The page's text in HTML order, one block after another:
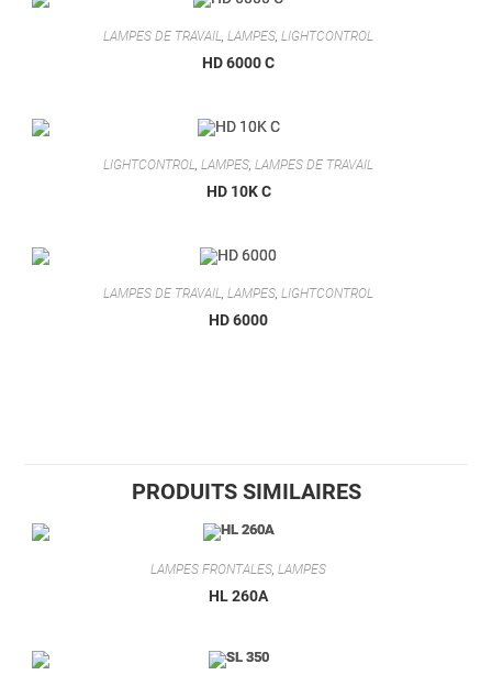
LAMPES DE TRAVAIL,LAMPES,LIGHTCONTROL
HD 6000 C
LIGHTCONTROL,LAMPES,LAMPES DE TRAVAIL
HD 10K C
LAMPES DE TRAVAIL,LAMPES,LIGHTCONTROL
HD 6000
PRODUITS SIMILAIRES
LAMPES FRONTALES ,LAMPES
HL 260A